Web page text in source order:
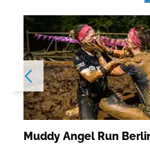
Muddy Angel Run